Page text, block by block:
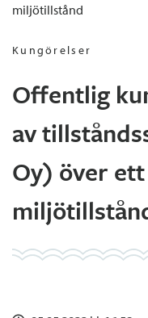
miljötillstånd
Kungörelser
Offentlig
av
Oy) över